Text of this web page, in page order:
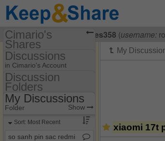
VisitingCimario Roweres358 (username:
xiaomi 17t
Cimario's
Shares
(roweres358cimario)
Share Page
Calendars
Discussions
Discussions
in Cimario's Account
Discussion Folders
Discussion
Folders
Folder Set Show
My Discussions
Folder Show
Sort: Most Recent
so sanh pin sac redmi